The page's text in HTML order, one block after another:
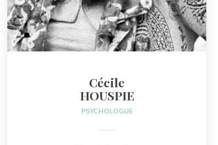
Cécile
HOUSPIE
PSYCHOLOGUE